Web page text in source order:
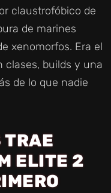
claustrofóbico de
de marines
xenomorfos. Era el
clases, builds y una
de lo que nadie
TRAE
ELITE 2